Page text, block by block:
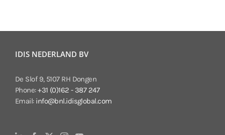
IDIS NEDERLAND BV
De Slof 9, 5107 RH Dongen
Phone:+31 (0)162 - 387 247
Email: info@bnl.idisglobal.com